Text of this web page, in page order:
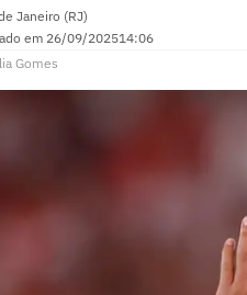
Janeiro (RJ)
em 26/09/202514:06
Gomes